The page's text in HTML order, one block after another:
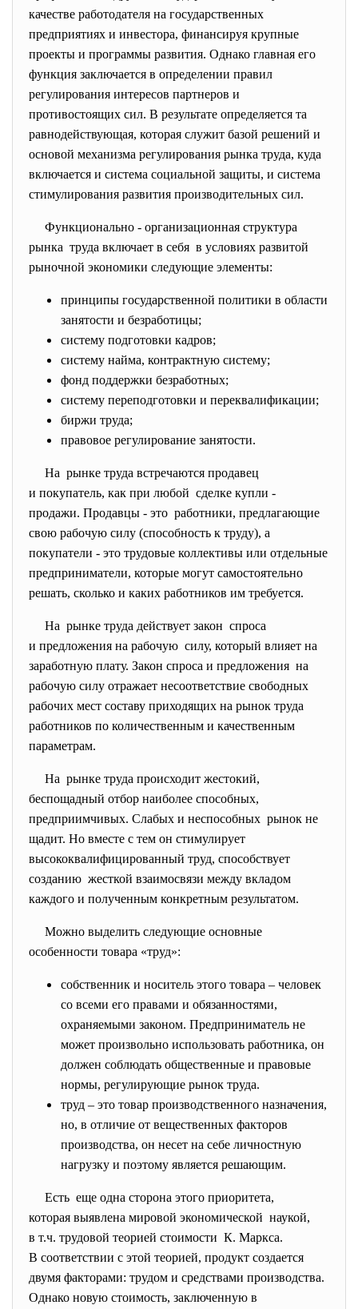
качестве работодателя на государственных
предприятиях и инвестора, финансируя крупные
проекты и программы развития. Однако главная его
функция заключается в определении правил
регулирования интересов партнеров и
противостоящих сил. В результате определяется та
равнодействующая, которая служит базой решений и
основой механизма регулирования рынка труда, куда
включается и система социальной защиты, и система
стимулирования развития производительных сил.
Функционально - организационная структура
рынка труда включает в себя в условиях развитой
рыночной экономики следующие элементы:
принципы государственной политики в области
занятости и безработицы;
систему подготовки кадров;
систему найма, контрактную систему;
фонд поддержки безработных;
систему переподготовки и переквалификации;
биржи труда;
правовое регулирование занятости.
На рынке труда встречаются продавец
и покупатель, как при любой сделке купли -
продажи. Продавцы - это работники, предлагающие
свою рабочую силу (способность к труду), а
покупатели - это трудовые коллективы или отдельные
предприниматели, которые могут самостоятельно
решать, сколько и каких работников им требуется.
На рынке труда действует закон спроса
и предложения на рабочую силу, который влияет на
заработную плату. Закон спроса и предложения на
рабочую силу отражает несоответствие свободных
рабочих мест составу приходящих на рынок труда
работников по количественным и качественным
параметрам.
На рынке труда происходит жестокий,
беспощадный отбор наиболее способных,
предприимчивых. Слабых и неспособных рынок не
щадит. Но вместе с тем он стимулирует
высококвалифицированный труд, способствует
созданию жесткой взаимосвязи между вкладом
каждого и полученным конкретным результатом.
Можно выделить следующие основные
особенности товара «труд»:
собственник и носитель этого товара – человек
со всеми его правами и обязанностями,
охраняемыми законом. Предприниматель не
может произвольно использовать работника, он
должен соблюдать общественные и правовые
нормы, регулирующие рынок труда.
труд – это товар производственного назначения,
но, в отличие от вещественных факторов
производства, он несет на себе личностную
нагрузку и поэтому является решающим.
Есть еще одна сторона этого приоритета,
которая выявлена мировой экономической наукой,
в т.ч. трудовой теорией стоимости К. Маркса.
В соответствии с этой теорией, продукт создается
двумя факторами: трудом и средствами производства.
Однако новую стоимость, заключенную в